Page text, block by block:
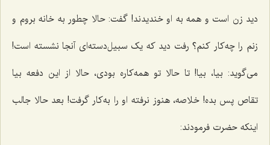
دید زن است و همه به او خندیدند! گفت: حالا چطور به خانه بروم و
زنم را چه‌کار کنم؟ رفت دید که یک سبیل‌دسته‌ای آنجا نشسته است!
می‌گوید: بیا، بیا! تا حالا تو همه‌کاره بودی، حالا از این دفعه بیا
تقاص پس بده! خلاصه، هنوز نرفته او را به‌کار گرفت! بعد حالا جالب
اینکه حضرت فرمودند: